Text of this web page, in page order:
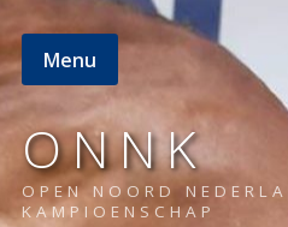
Menu
O N N K
OPEN NOORD
KAMPIOENSCHAP